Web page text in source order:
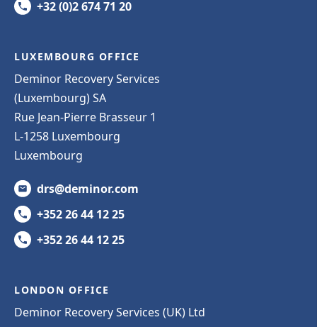
+32 (0)2 674 71 20
LUXEMBOURG OFFICE
Deminor Recovery Services
(Luxembourg) SA
Rue Jean-Pierre Brasseur 1
L-1258 Luxembourg
Luxembourg
drs@deminor.com
+352 26 44 12 25
+352 26 44 12 25
LONDON OFFICE
Deminor Recovery Services (UK) Ltd